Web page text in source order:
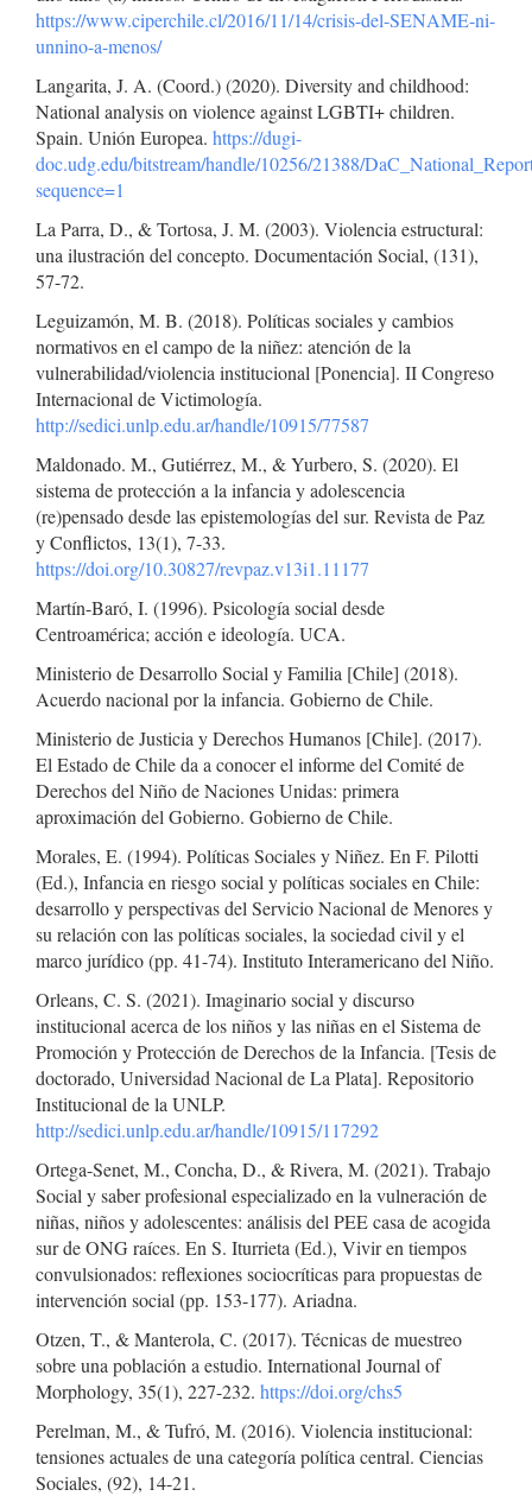
https://www.ciperchile.cl/2016/11/14/crisis-del-SENAME-ni-
unnino-a-menos/
Langarita, J. A. (Coord.) (2020). Diversity and childhood:
National analysis on violence against LGBTI+ children.
Spain. Unión Europea. https://dugi-
doc.udg.edu/bitstream/handle/10256/21388/
sequence=1
La Parra, D., & Tortosa, J. M. (2003). Violencia estructural:
una ilustración del concepto. Documentación Social, (131),
57-72.
Leguizamón, M. B. (2018). Políticas sociales y cambios
normativos en el campo de la niñez: atención de la
vulnerabilidad/violencia institucional [Ponencia]. II Congreso
Internacional de Victimología.
http://sedici.unlp.edu.ar/handle/10915/77587
Maldonado. M., Gutiérrez, M., & Yurbero, S. (2020). El
sistema de protección a la infancia y adolescencia
(re)pensado desde las epistemologías del sur. Revista de Paz
y Conflictos, 13(1), 7-33.
https://doi.org/10.30827/revpaz.v13i1.11177
Martín-Baró, I. (1996). Psicología social desde
Centroamérica; acción e ideología. UCA.
Ministerio de Desarrollo Social y Familia [Chile] (2018).
Acuerdo nacional por la infancia. Gobierno de Chile.
Ministerio de Justicia y Derechos Humanos [Chile]. (2017).
El Estado de Chile da a conocer el informe del Comité de
Derechos del Niño de Naciones Unidas: primera
aproximación del Gobierno. Gobierno de Chile.
Morales, E. (1994). Políticas Sociales y Niñez. En F. Pilotti
(Ed.), Infancia en riesgo social y políticas sociales en Chile:
desarrollo y perspectivas del Servicio Nacional de Menores y
su relación con las políticas sociales, la sociedad civil y el
marco jurídico (pp. 41-74). Instituto Interamericano del Niño.
Orleans, C. S. (2021). Imaginario social y discurso
institucional acerca de los niños y las niñas en el Sistema de
Promoción y Protección de Derechos de la Infancia. [Tesis de
doctorado, Universidad Nacional de La Plata]. Repositorio
Institucional de la UNLP.
http://sedici.unlp.edu.ar/handle/10915/117292
Ortega-Senet, M., Concha, D., & Rivera, M. (2021). Trabajo
Social y saber profesional especializado en la vulneración de
niñas, niños y adolescentes: análisis del PEE casa de acogida
sur de ONG raíces. En S. Iturrieta (Ed.), Vivir en tiempos
convulsionados: reflexiones sociocríticas para propuestas de
intervención social (pp. 153-177). Ariadna.
Otzen, T., & Manterola, C. (2017). Técnicas de muestreo
sobre una población a estudio. International Journal of
Morphology, 35(1), 227-232. https://doi.org/chs5
Perelman, M., & Tufró, M. (2016). Violencia institucional:
tensiones actuales de una categoría política central. Ciencias
Sociales, (92), 14-21.